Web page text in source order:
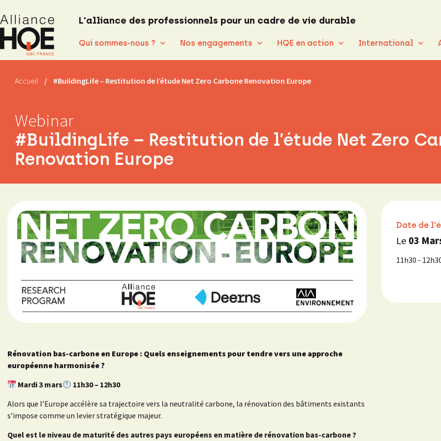
L'alliance des professionnels pour un cadre de vie durable
Qui sommes-nous ? Nos engagements HQE en action International
Accueil / #BuildingLife – Restitution de l’étude Net Zero Carbone Renovation Europe
Webinar
#BuildingLife – Restitution de l’étude Net Zero
Renovation Europe
Rénovation bas-carbone en Europe : Quels enseignements pour tendre vers une approche
européenne harmonisée ?
Mardi 3 mars
11h30 – 12h30
Alors que l’Europe accélère sa trajectoire vers la neutralité carbone, la rénovation des bâtiments existants
s’impose comme un levier stratégique majeur.
Quel est le niveau de maturité des autres pays européens en matière de rénovation bas-carbone ?
Date de
Le 03
11h30 -